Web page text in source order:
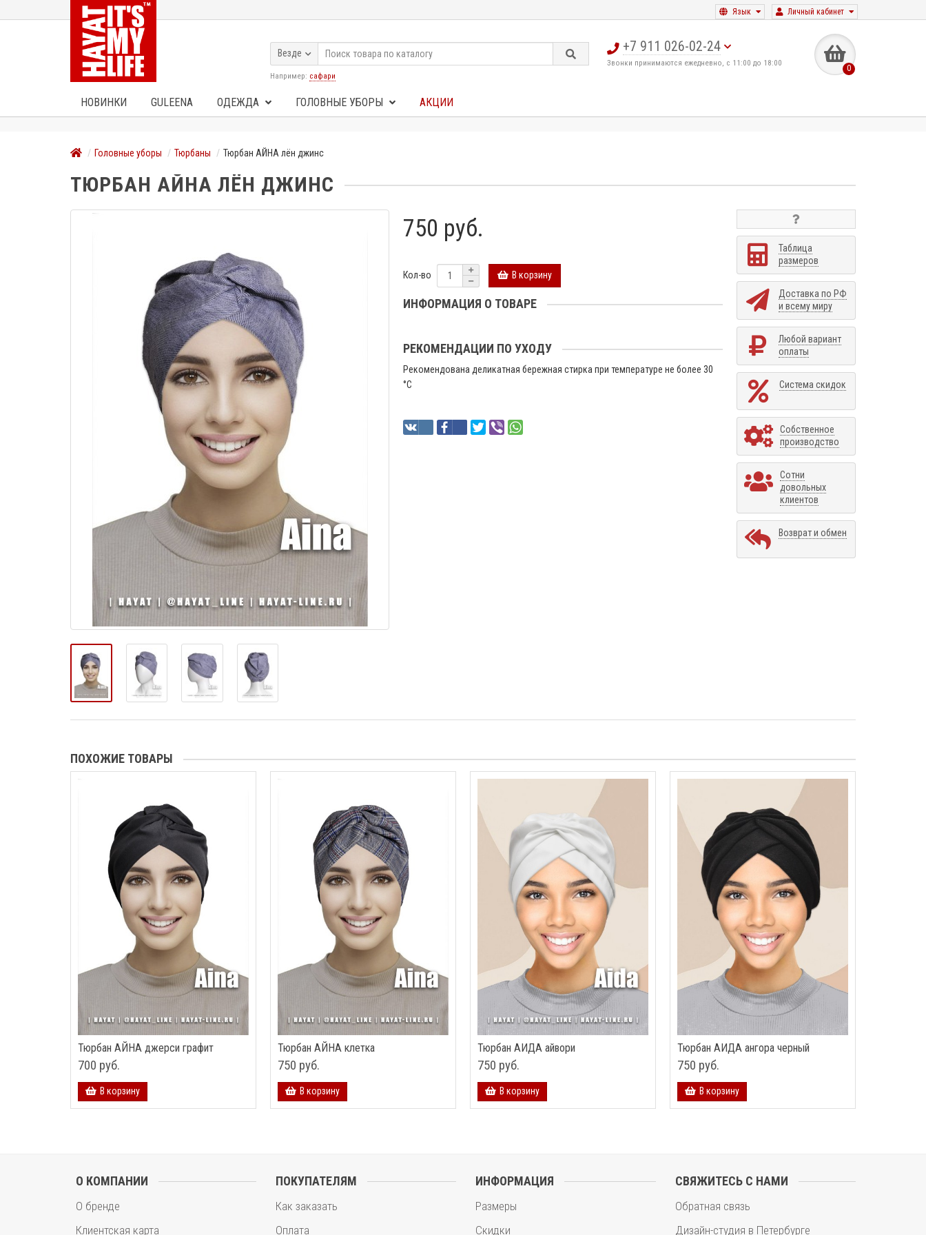
Личный кабинет
Язык
+7 911 026-02-24
Звонки принимаются ежедневно, с 11:00 до 18:00 0
Везде
Например: сафари
НОВИНКИ GULEENA ОДЕЖДА ГОЛОВНЫЕ УБОРЫ АКЦИИ
Головные уборы Тюрбаны Тюрбан АЙНА лён джинс
ТЮРБАН АЙНА ЛЁН ДЖИНС
750 руб.
Кол-во В корзину
ИНФОРМАЦИЯ О ТОВАРЕ
РЕКОМЕНДАЦИИ ПО УХОДУ
Рекомендована деликатная бережная стирка при температуре не более 30
°C
Таблица
размеров
Доставка по РФ
и всему миру
Любой вариант
оплаты
Система скидок
Собственное
производство
Сотни
довольных
клиентов
Возврат и обмен
ПОХОЖИЕ ТОВАРЫ
Тюрбан АЙНА джерси графит
700 руб.
В корзину
Тюрбан АЙНА клетка
750 руб.
В корзину
Тюрбан АИДА айвори
750 руб.
В корзину
Тюрбан АИДА ангора черный
750 руб.
В корзину
О КОМПАНИИ
О бренде
Клиентская карта
ПОКУПАТЕЛЯМ
Как заказать
Оплата
ИНФОРМАЦИЯ
Размеры
Скидки
СВЯЖИТЕСЬ С НАМИ
Обратная связь
Дизайн-студия в Петербурге